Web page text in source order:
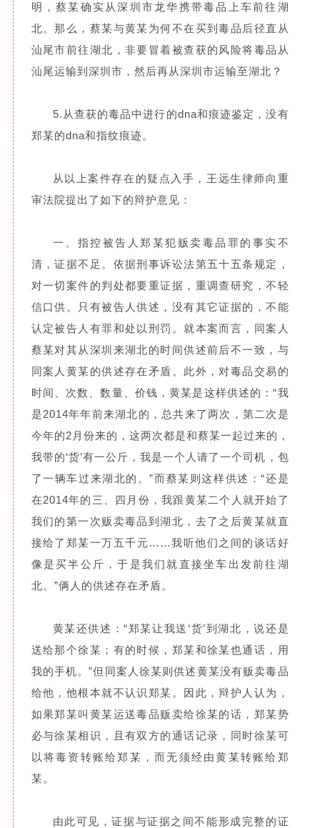
明，蔡某确实从深圳市龙华携带毒品上车前往湖
北。那么，蔡某与黄某为何不在买到毒品后径直从
汕尾市前往湖北，非要冒着被查获的风险将毒品从
汕尾运输到深圳市，然后再从深圳市运输至湖北？
5.从查获的毒品中进行的dna和痕迹鉴定，没有
郑某的dna和指纹痕迹。
从以上案件存在的疑点入手，王远生律师向重
审法院提出了如下的辩护意见：
一、指控被告人郑某犯贩卖毒品罪的事实不
清，证据不足。依据刑事诉讼法第五十五条规定，
对一切案件的判处都要重证据，重调查研究，不轻
信口供。只有被告人供述，没有其它证据的，不能
认定被告人有罪和处以刑罚。就本案而言，同案人
蔡某对其从深圳来湖北的时间供述前后不一致，与
同案人黄某的供述存在矛盾。此外，对毒品交易的
时间、次数、数量、价钱，黄某是这样供述的：“我
是2014年年前来湖北的，总共来了两次，第二次是
今年的2月份来的，这两次都是和蔡某一起过来的，
我带的‘货’有一公斤，我是一个人请了一个司机，包
了一辆车过来湖北的。”而蔡某则这样供述：“还是
在2014年的三、四月份，我跟黄某二个人就开始了
我们的第一次贩卖毒品到湖北，去了之后黄某就直
接给了郑某一万五千元……我听他们之间的谈话好
像是买半公斤，于是我们就直接坐车出发前往湖
北。”俩人的供述存在矛盾。
黄某还供述：“郑某让我送‘货’到湖北，说还是
送给那个徐某；有的时候，郑某和徐某也通话，用
我的手机。”但同案人徐某则供述黄某没有贩卖毒品
给他，他根本就不认识郑某。因此，辩护人认为，
如果郑某叫黄某运送毒品贩卖给徐某的话，郑某势
必与徐某相识，且有双方的通话记录，同时徐某可
以将毒资转账给郑某，而无须经由黄某转账给郑
某。
由此可见，证据与证据之间不能形成完整的证